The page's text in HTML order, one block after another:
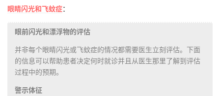
眼睛闪光和飞蚊症：
眼前闪光和漂浮物的评估
并非每个眼睛闪光或飞蚊症的情况都需要医生立刻评估。下面
的信息可以帮助患者决定何时就诊并且从医生那里了解到评估
过程中的预期。
警示体征